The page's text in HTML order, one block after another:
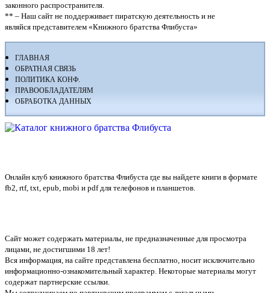
законного распространителя.
** – Наш сайт не поддерживает пиратскую деятельность и не
являйся представителем «Книжного братства Флибуста»
ГЛАВНАЯ
ОБРАТНАЯ СВЯЗЬ
ПОЛИТИКА КОНФ.
ПРАВООБЛАДАТЕЛЯМ
ОБРАБОТКА ДАННЫХ
Онлайн клуб книжного братства Флибуста где вы найдете книги в формате
fb2, rtf, txt, epub, mobi и pdf для телефонов и планшетов.
Сайт может содержать материалы, не предназначенные для просмотра
лицами, не достигшими 18 лет!
Вся информация, на сайте представлена бесплатно, носит исключительно
информационно-ознакомительный характер. Некоторые материалы могут
содержат партнерские ссылки.